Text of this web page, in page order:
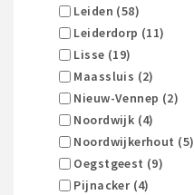
Leiden (58)
Leiderdorp (11)
Lisse (19)
Maassluis (2)
Nieuw-Vennep (2)
Noordwijk (4)
Noordwijkerhout (5)
Oegstgeest (9)
Pijnacker (4)